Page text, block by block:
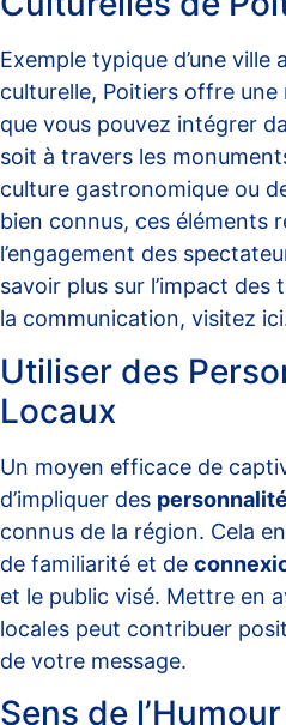
Exemple typique d’une
culturelle, Poitiers offre
que vous pouvez intégrer
soit à travers les
culture gastronomique ou
bien connus, ces éléments
l’engagement des
savoir plus sur l’impact des
la communication, visitez ici
Utiliser des
Locaux
Un moyen efficace de
d’impliquer des
connus de la région. Cela
de familiarité et de
et le public visé. Mettre en
locales peut contribuer
de votre message.
Sens de